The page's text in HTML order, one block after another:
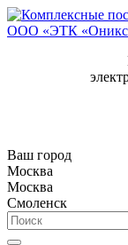
Ваш город
Москва
Москва
Смоленск